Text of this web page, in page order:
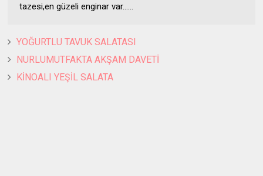
tazesi,en güzeli enginar var…...
YOĞURTLU TAVUK SALATASI
NURLUMUTFAKTA AKŞAM DAVETİ
KİNOALI YEŞİL SALATA